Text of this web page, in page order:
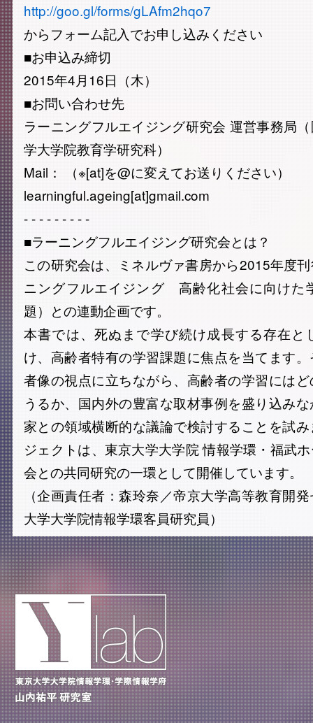
http://goo.gl/forms/gLAfm2hqo7
からフォーム記入でお申し込みください
■お申込み締切
2015年4月16日（木）
■お問い合わせ先
ラーニングフルエイジング研究会 運営事務局
学大学院教育学研究科）
Mail： （※[at]を@に変えてお送りください）
learningful.ageing[at]gmail.com
- - - - - - - - -
■ラーニングフルエイジング研究会とは？
この研究会は、ミネルヴァ書房から2015年度
ニングフルエイジング 高齢化社会に向けた
題）との連動企画です。
本書では、死ぬまで学び続け成長する存在と
け、高齢者特有の学習課題に焦点を当てます
者像の視点に立ちながら、高齢者の学習には
うるか、国内外の豊富な取材事例を盛り込み
家との領域横断的な議論で検討することを試
ジェクトは、東京大学大学院 情報学環・福武
会との共同研究の一環として開催しています。
（企画責任者：森玲奈／帝京大学高等教育開
大学大学院情報学環客員研究員）